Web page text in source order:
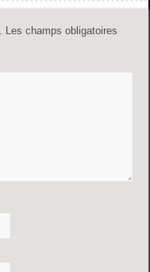
Les champs obligatoires